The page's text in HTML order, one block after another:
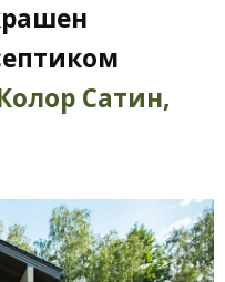
Сатин,